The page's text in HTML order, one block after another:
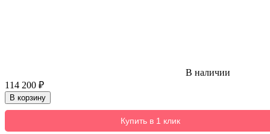
В наличии
114 200 ₽
В корзину
Купить в 1 клик